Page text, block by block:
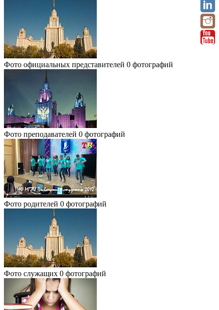
Фото официальных представителей 0 фотографий
Фото преподавателей 0 фотографий
Фото родителей 0 фотографий
Фото служащих 0 фотографий